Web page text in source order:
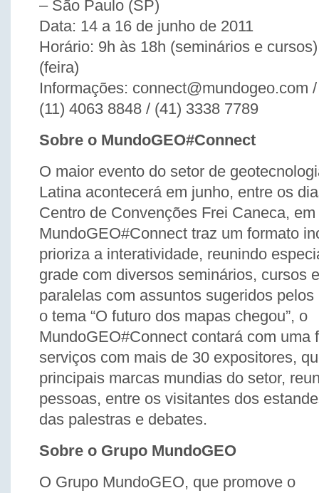
– São Paulo (SP)
Data: 14 a 16 de junho de 2011
Horário: 9h às 18h (seminários e
(feira)
Informações: connect@mundogeo.com
(11) 4063 8848 / (41) 3338 7789
Sobre o MundoGEO#Connect
O maior evento do setor de
Latina acontecerá em junho, entre os
Centro de Convenções Frei Caneca,
MundoGEO#Connect traz um formato
prioriza a interatividade, reunindo
grade com diversos seminários, cursos
paralelas com assuntos sugeridos
o tema “O futuro dos mapas chegou”, o
MundoGEO#Connect contará com uma
serviços com mais de 30 expositores,
principais marcas mundias do setor,
pessoas, entre os visitantes dos
das palestras e debates.
Sobre o Grupo MundoGEO
O Grupo MundoGEO, que promove o